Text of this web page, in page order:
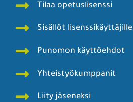
Tilaa opetuslisenssi
Sisällöt lisenssikäyttäjille
Punomon käyttöehdot
Yhteistyökumppanit
Liity jäseneksi